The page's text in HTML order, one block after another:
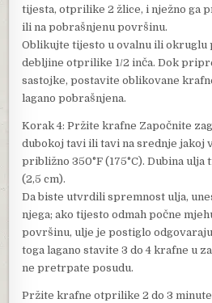
tijesta, otprilike 2 žlice, i nježno ga
ili na pobrašnjenu površinu.
Oblikujte tijesto u ovalnu ili okruglu
debljine otprilike 1/2 inča. Dok
sastojke, postavite oblikovane
lagano pobrašnjena.
Korak 4: Pržite krafne Započnite
dubokoj tavi ili tavi na srednje jakoj
približno 350°F (175°C). Dubina ulja
(2,5 cm).
Da biste utvrdili spremnost ulja,
njega; ako tijesto odmah počne
površinu, ulje je postiglo
toga lagano stavite 3 do 4 krafne u
ne pretrpate posudu.
Pržite krafne otprilike 2 do 3